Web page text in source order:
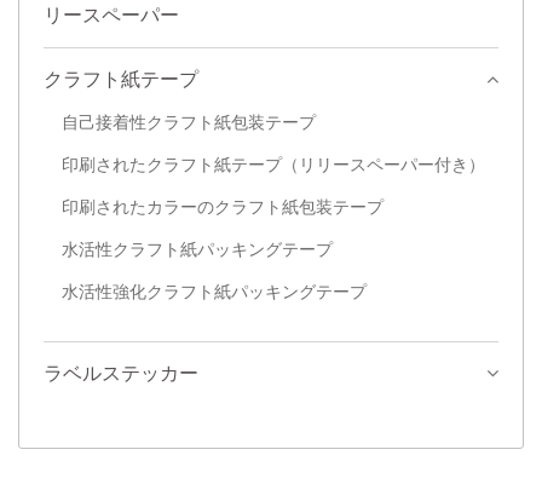
リースペーパー
クラフト紙テープ
自己接着性クラフト紙包装テープ
印刷されたクラフト紙テープ（リリースペーパー付き）
印刷されたカラーのクラフト紙包装テープ
水活性クラフト紙パッキングテープ
水活性強化クラフト紙パッキングテープ
ラベルステッカー